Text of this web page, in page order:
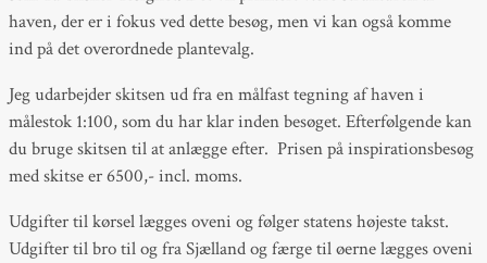
haven, der er i fokus ved dette besøg, men vi kan også komme
ind på det overordnede plantevalg.
Jeg udarbejder skitsen ud fra en målfast tegning af haven i
målestok 1:100, som du har klar inden besøget. Efterfølgende kan
du bruge skitsen til at anlægge efter. Prisen på inspirationsbesøg
med skitse er 6500,- incl. moms.
Udgifter til kørsel lægges oveni og følger statens højeste takst.
Udgifter til bro til og fra Sjælland og færge til øerne lægges oveni